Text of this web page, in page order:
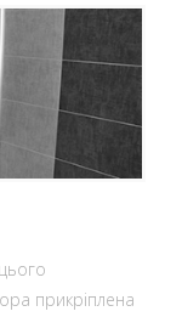
прикріплена